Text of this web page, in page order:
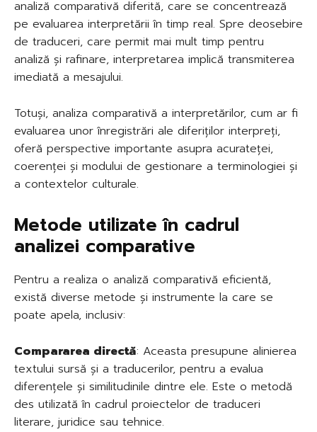
analiză comparativă diferită, care se concentrează
pe evaluarea interpretării în timp real. Spre deosebire
de traduceri, care permit mai mult timp pentru
analiză și rafinare, interpretarea implică transmiterea
imediată a mesajului.
Totuși, analiza comparativă a interpretărilor, cum ar fi
evaluarea unor înregistrări ale diferiților interpreți,
oferă perspective importante asupra acurateței,
coerenței și modului de gestionare a terminologiei și
a contextelor culturale.
Metode utilizate în cadrul
analizei comparative
Pentru a realiza o analiză comparativă eficientă,
există diverse metode și instrumente la care se
poate apela, inclusiv:
Compararea directă: Aceasta presupune alinierea
textului sursă și a traducerilor, pentru a evalua
diferențele și similitudinile dintre ele. Este o metodă
des utilizată în cadrul proiectelor de traduceri
literare, juridice sau tehnice.